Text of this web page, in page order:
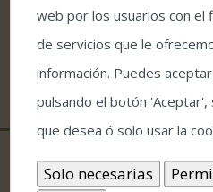
web por los usuarios con el
de servicios que le
información. Puedes
pulsando el botón 'Aceptar',
que desea ó solo usar la